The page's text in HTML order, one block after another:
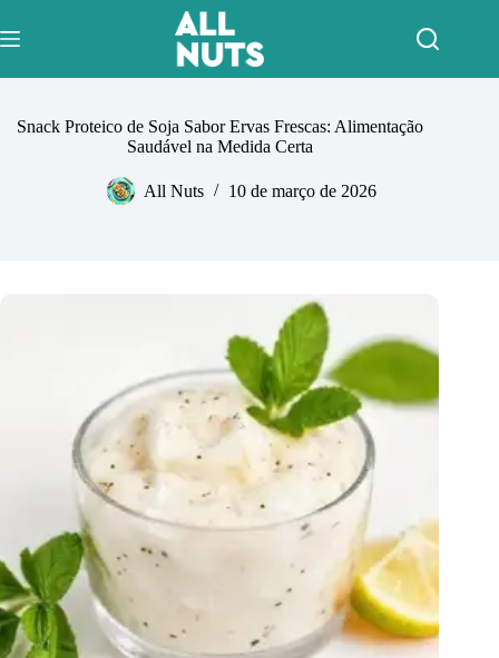
para
o
Snack Proteico de Soja Sabor Ervas Frescas: Alimentação
Saudável na Medida Certa
All Nuts 10 de março de 2026